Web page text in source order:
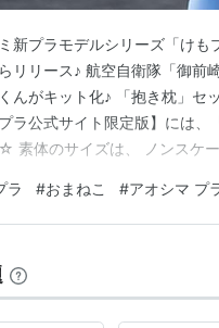
新プラモデルシリーズ「け
リリース♪ 航空自衛隊「御前
んがキット化♪ 「抱き枕」セ
プラ公式サイト限定版】には
素体のサイズは、 ノンスケ
】『MAMOR（マモル）
ラ #おまねこ #アオシマ プ